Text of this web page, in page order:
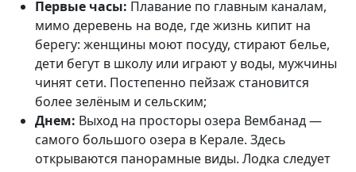
Первые часы: Плавание по главным каналам,
мимо деревень на воде, где жизнь кипит на
берегу: женщины моют посуду, стирают белье,
дети бегут в школу или играют у воды, мужчины
чинят сети. Постепенно пейзаж становится
более зелёным и сельским;
Днем: Выход на просторы озера Вембанад —
самого большого озера в Керале. Здесь
открываются панорамные виды. Лодка следует